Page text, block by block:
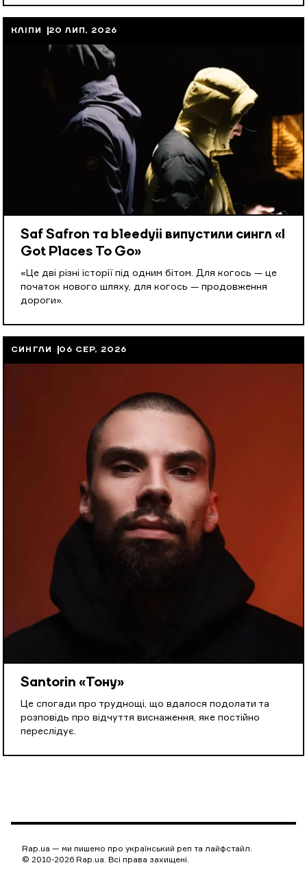
КЛІПИ 20 ЛИП, 2026
Saf Safron та bleedyii випустили сингл «I
Got Places To Go»
«Це дві різні історії під одним бітом. Для когось — це
початок нового шляху, для когось — продовження
дороги».
СИНГЛИ 06 СЕР, 2026
Santorin «Тону»
Це спогади про труднощі, що вдалося подолати та
розповідь про відчуття виснаження, яке постійно
переслідує.
Rap.ua — ми пишемо про український реп та лайфстайл.
© 2010-2026 Rap.ua. Всі права захищені.